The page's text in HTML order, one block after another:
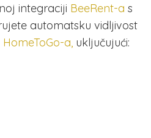
integraciji BeeRent-a s
automatsku vidljivost
HomeToGo-a, uključujući: